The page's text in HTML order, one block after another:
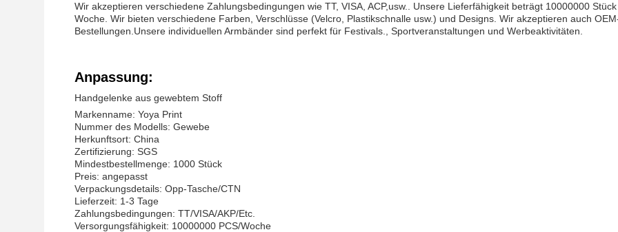
Wir akzeptieren verschiedene Zahlungsbedingungen wie TT, VISA, ACP,usw.. Unsere Lieferfähigkeit beträgt 10000000
Woche. Wir bieten verschiedene Farben, Verschlüsse (Velcro, Plastikschnalle usw.) und Designs. Wir akzeptieren auch
Bestellungen.Unsere individuellen Armbänder sind perfekt für Festivals., Sportveranstaltungen und Werbeaktivitäten.
Anpassung:
Handgelenke aus gewebtem Stoff
Markenname: Yoya Print
Nummer des Modells: Gewebe
Herkunftsort: China
Zertifizierung: SGS
Mindestbestellmenge: 1000 Stück
Preis: angepasst
Verpackungsdetails: Opp-Tasche/CTN
Lieferzeit: 1-3 Tage
Zahlungsbedingungen: TT/VISA/AKP/Etc.
Versorgungsfähigkeit: 10000000 PCS/Woche